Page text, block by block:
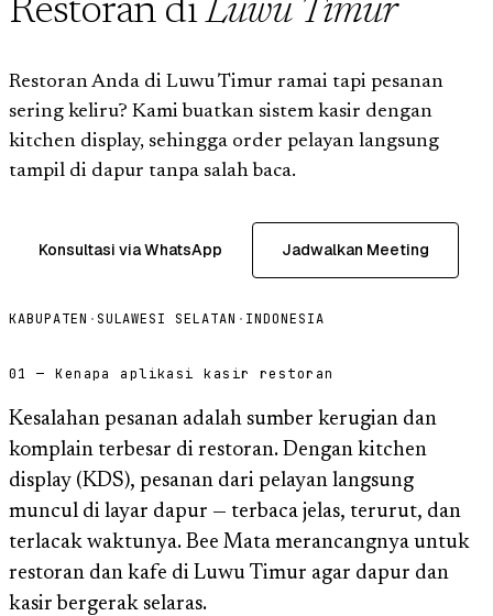
Restoran diLuwu Timur
Restoran Anda di Luwu Timur ramai tapi pesanan
sering keliru? Kami buatkan sistem kasir dengan
kitchen display, sehingga order pelayan langsung
tampil di dapur tanpa salah baca.
Konsultasi via WhatsApp Jadwalkan Meeting
KABUPATEN · SULAWESI SELATAN · INDONESIA
01 — Kenapa aplikasi kasir restoran
Kesalahan pesanan adalah sumber kerugian dan
komplain terbesar di restoran. Dengan kitchen
display (KDS), pesanan dari pelayan langsung
muncul di layar dapur — terbaca jelas, terurut, dan
terlacak waktunya. Bee Mata merancangnya untuk
restoran dan kafe di Luwu Timur agar dapur dan
kasir bergerak selaras.